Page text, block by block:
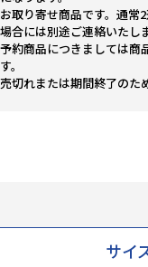
お取り寄せ商品です。通常
場合には別途ご連絡いたしま
予約商品につきましては商
す。
売切れまたは期間終了のた
サイ